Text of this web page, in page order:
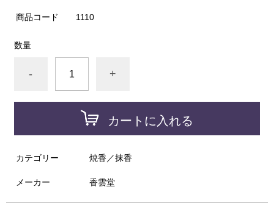
商品コード 1110
数量
- +
カートに入れる
カテゴリー 焼香／抹香
メーカー 香雲堂